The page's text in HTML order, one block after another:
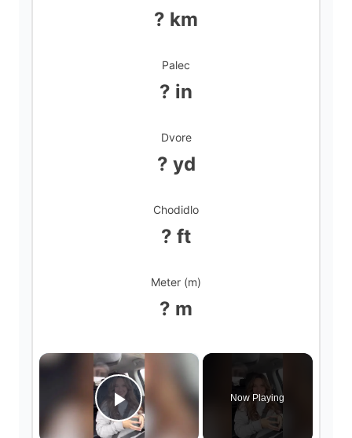
? km
Palec
? in
Dvore
? yd
Chodidlo
? ft
Meter (m)
? m
×
Play Video
Now Playing